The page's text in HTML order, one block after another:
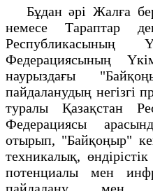
Бұдан әрі Жалға
немесе Тараптар
Федерациясының
наурыздағы
пайдаланудың негізгі
туралы Қазақстан
Федерациясы
отырып, "Байқоңыр"
техникалық,
потенциалы мен